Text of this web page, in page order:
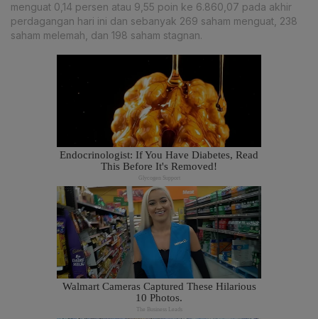
menguat 0,14 persen atau 9,55 poin ke 6.860,07 pada akhir
perdagangan hari ini dan sebanyak 269 saham menguat, 238
saham melemah, dan 198 saham stagnan.